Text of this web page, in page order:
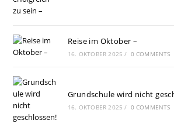
Reise im Oktober –
16. OKTOBER 2025 / 0 COMMENTS
Grundschule wird nicht
16. OKTOBER 2025 / 0 COMMENTS